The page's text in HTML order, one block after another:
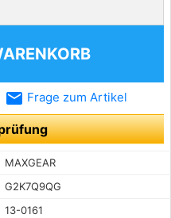
email Frage zum Artikel
MAXGEAR
G2K7Q9QG
13-0161